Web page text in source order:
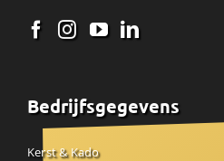
Bedrijfsgegevens
Kerst & Kado